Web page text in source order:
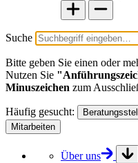
Suche
Bitte geben Sie einen oder
Nutzen Sie
Minuszeichen zum
Häufig gesucht:
Mitarbeiten
Über uns